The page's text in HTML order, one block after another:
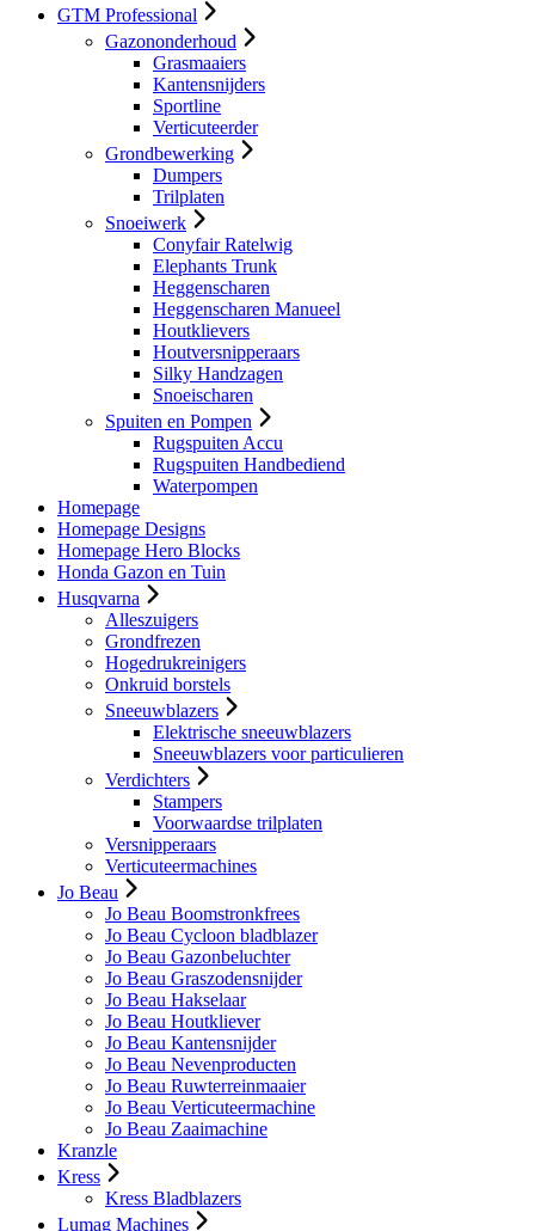
GTM Professional
Gazononderhoud
Grasmaaiers
Kantensnijders
Sportline
Verticuteerder
Grondbewerking
Dumpers
Trilplaten
Snoeiwerk
Conyfair Ratelwig
Elephants Trunk
Heggenscharen
Heggenscharen Manueel
Houtklievers
Houtversnipperaars
Silky Handzagen
Snoeischaren
Spuiten en Pompen
Rugspuiten Accu
Rugspuiten Handbediend
Waterpompen
Homepage
Homepage Designs
Homepage Hero Blocks
Honda Gazon en Tuin
Husqvarna
Alleszuigers
Grondfrezen
Hogedrukreinigers
Onkruid borstels
Sneeuwblazers
Elektrische sneeuwblazers
Sneeuwblazers voor particulieren
Verdichters
Stampers
Voorwaardse trilplaten
Versnipperaars
Verticuteermachines
Jo Beau
Jo Beau Boomstronkfrees
Jo Beau Cycloon bladblazer
Jo Beau Gazonbeluchter
Jo Beau Graszodensnijder
Jo Beau Hakselaar
Jo Beau Houtkliever
Jo Beau Kantensnijder
Jo Beau Nevenproducten
Jo Beau Ruwterreinmaaier
Jo Beau Verticuteermachine
Jo Beau Zaaimachine
Kranzle
Kress
Kress Bladblazers
Lumag Machines